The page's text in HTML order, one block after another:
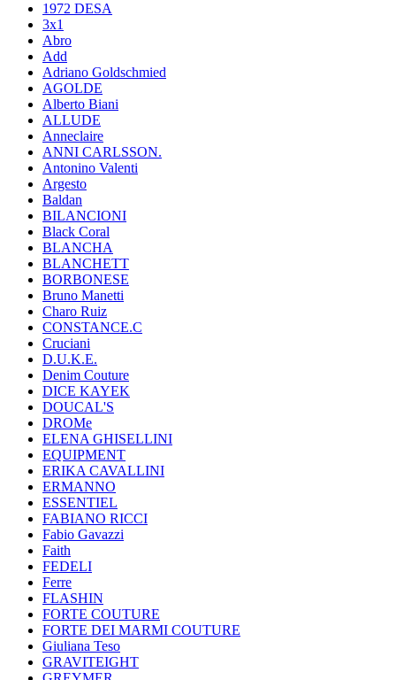
1972 DESA
3x1
Abro
Add
Adriano Goldschmied
AGOLDE
Alberto Biani
ALLUDE
Anneclaire
ANNI CARLSSON.
Antonino Valenti
Argesto
Baldan
BILANCIONI
Black Coral
BLANCHA
BLANCHETT
BORBONESE
Bruno Manetti
Charo Ruiz
CONSTANCE.C
Cruciani
D.U.K.E.
Denim Couture
DICE KAYEK
DOUCAL'S
DROMe
ELENA GHISELLINI
EQUIPMENT
ERIKA CAVALLINI
ERMANNO
ESSENTIEL
FABIANO RICCI
Fabio Gavazzi
Faith
FEDELI
Ferre
FLASHIN
FORTE COUTURE
FORTE DEI MARMI COUTURE
Giuliana Teso
GRAVITEIGHT